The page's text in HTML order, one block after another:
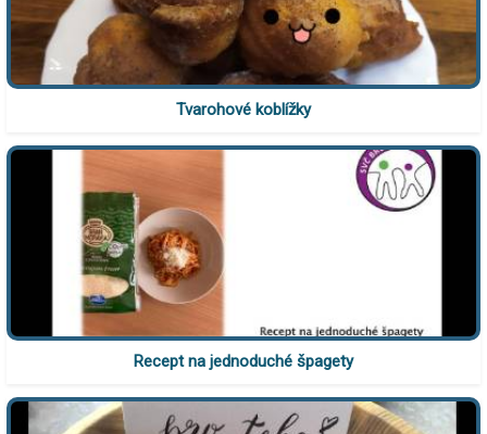
Tvarohové koblížky
Recept na jednoduché špagety